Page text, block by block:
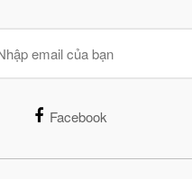
Facebook